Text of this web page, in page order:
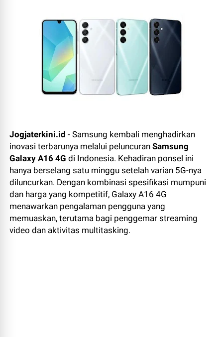
Jogjaterkini.id - Samsung kembali menghadirkan
inovasi terbarunya melalui peluncuranSamsung
Galaxy A16 4G di Indonesia. Kehadiran ponsel ini
hanya berselang satu minggu setelah varian 5G-nya
diluncurkan. Dengan kombinasi spesifikasi mumpuni
dan harga yang kompetitif, Galaxy A16 4G
menawarkan pengalaman pengguna yang
memuaskan, terutama bagi penggemar streaming
video dan aktivitas multitasking.